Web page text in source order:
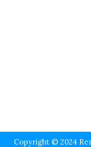
Copyright © 2024